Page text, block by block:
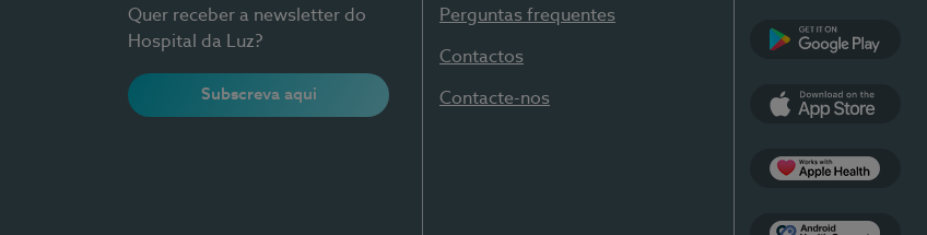
Quer receber a newsletter do
Hospital da Luz?
Subscreva aqui
Perguntas frequentes
Contactos
Contacte-nos